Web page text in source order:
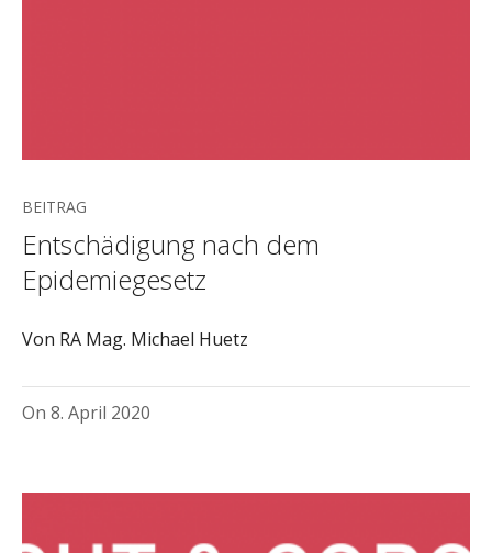
BEITRAG
Entschädigung nach dem
Epidemiegesetz
Von RA Mag. Michael Huetz
On 8. April 2020